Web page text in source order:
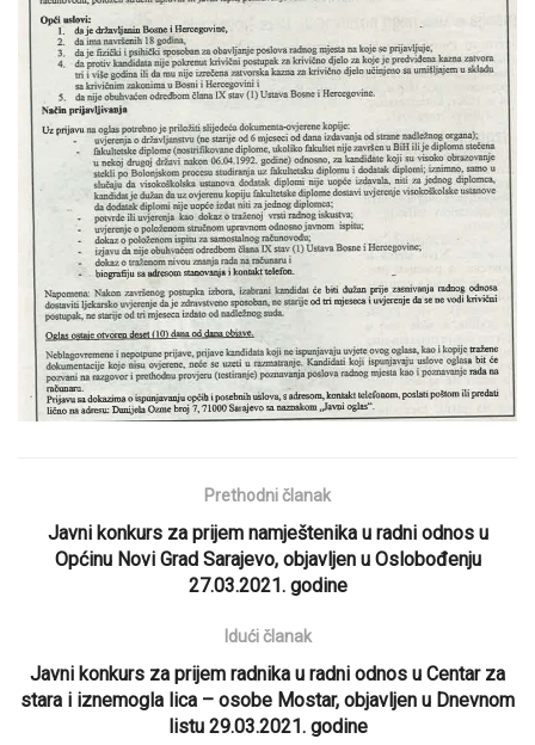
Prethodni članak
Javni konkurs za prijem namještenika u radni odnos u
Općinu Novi Grad Sarajevo, objavljen u Oslobođenju
27.03.2021. godine
Idući članak
Javni konkurs za prijem radnika u radni odnos u Centar za
stara i iznemogla lica – osobe Mostar, objavljen u Dnevnom
listu 29.03.2021. godine